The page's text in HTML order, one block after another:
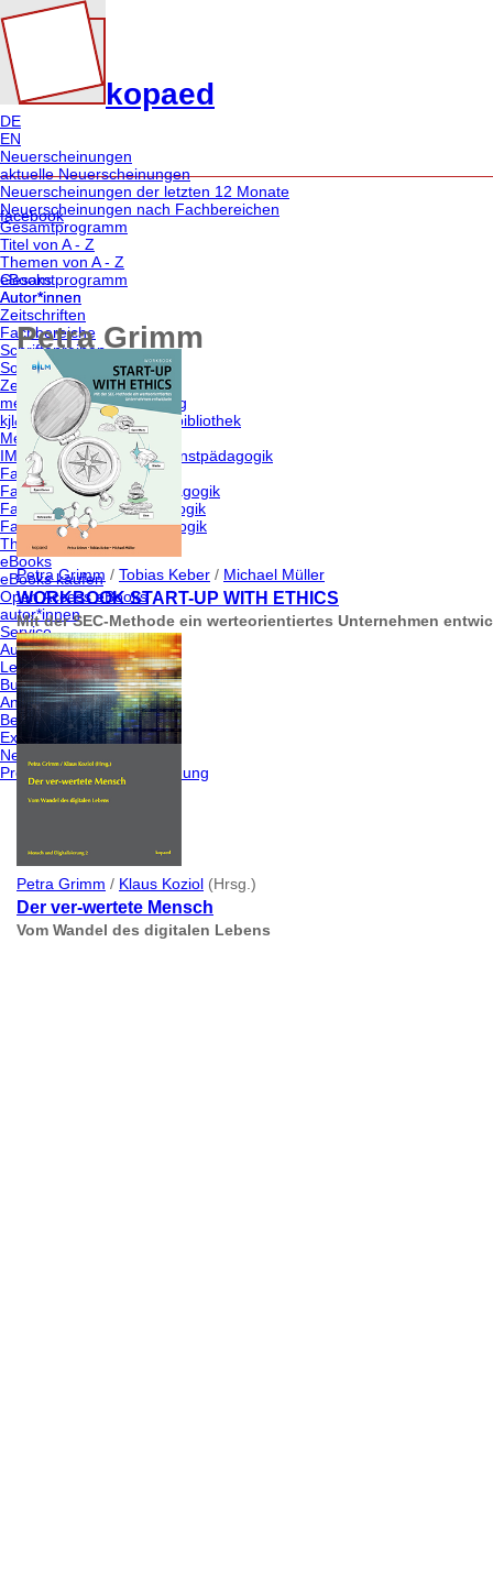
kopaed
DE
EN
Neuerscheinungen
aktuelle Neuerscheinungen
Neuerscheinungen der letzten 12 Monate
Neuerscheinungen nach Fachbereichen
Gesamtprogramm
Titel von A - Z
Themen von A - Z
eBooks
Autor*innen
Zeitschriften
Fachbereiche
Schriftenreihen
Sonderangebote
Zeitschriften
merz | medien + erziehung
kjl&m - forschung.schule.bibliothek
Medien & Altern
IMAGO | Zeitschrift für Kunstpädagogik
Fachbereiche | Themen
Fachbereich medien/pädagogik
Fachbereich kunst/pädagogik
Fachbereich kultur/pädagogik
Themen von A-Z
eBooks
eBooks kaufen
Open Access eBooks
autor*innen
Service
Autor*innen
Leser*innen
Buchhandel
Anzeigenkund*innen
Bestellmöglichkeiten
Externe Links
Newsletter abonnieren/k
Produktsicherheitsverordnung
facebook
Gesamtprogramm
Autor*innen
Petra Grimm
Petra Grimm / Tobias Keber / Michael Müller
WORKBOOK START-UP WITH ETHICS
Mit der SEC-Methode ein werteorientiertes Unternehmen
Petra Grimm / Klaus Koziol (Hrsg.)
Der ver-wertete Mensch
Vom Wandel des digitalen Lebens